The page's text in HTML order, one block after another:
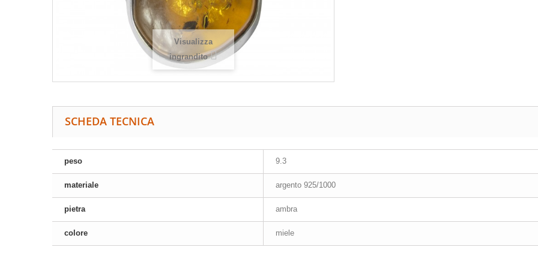
Visualizza
ingrandito
SCHEDA TECNICA
peso 9.3
materiale argento 925/1000
pietra ambra
colore miele